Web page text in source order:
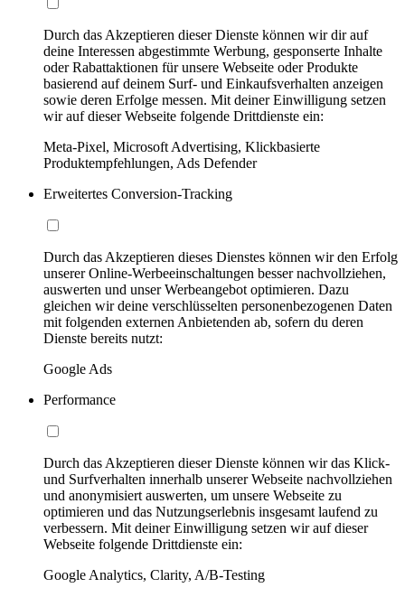
Durch das Akzeptieren dieser Dienste können wir dir auf
deine Interessen abgestimmte Werbung, gesponserte Inhalte
oder Rabattaktionen für unsere Webseite oder Produkte
basierend auf deinem Surf- und Einkaufsverhalten anzeigen
sowie deren Erfolge messen. Mit deiner Einwilligung setzen
wir auf dieser Webseite folgende Drittdienste ein:
Meta-Pixel, Microsoft Advertising, Klickbasierte
Produktempfehlungen, Ads Defender
Erweitertes Conversion-Tracking
Durch das Akzeptieren dieses Dienstes können wir den Erfolg
unserer Online-Werbeeinschaltungen besser nachvollziehen,
auswerten und unser Werbeangebot optimieren. Dazu
gleichen wir deine verschlüsselten personenbezogenen Daten
mit folgenden externen Anbietenden ab, sofern du deren
Dienste bereits nutzt:
Google Ads
Performance
Durch das Akzeptieren dieser Dienste können wir das Klick-
und Surfverhalten innerhalb unserer Webseite nachvollziehen
und anonymisiert auswerten, um unsere Webseite zu
optimieren und das Nutzungserlebnis insgesamt laufend zu
verbessern. Mit deiner Einwilligung setzen wir auf dieser
Webseite folgende Drittdienste ein:
Google Analytics, Clarity, A/B-Testing